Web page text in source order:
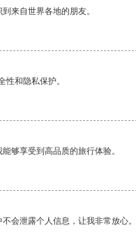
来自世界各地的朋友。
性和隐私保护。
够享受到高品质的旅行体验。
会泄露个人信息，让我非常放心。